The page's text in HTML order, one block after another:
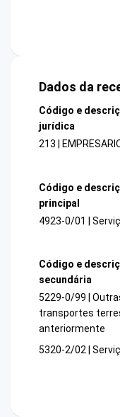
Dados da
Código e
jurídica
213 |
Código e
principal
4923-0/01 |
Código e
secundária
5229-0/99 |
transportes
anteriormente
5320-2/02 |